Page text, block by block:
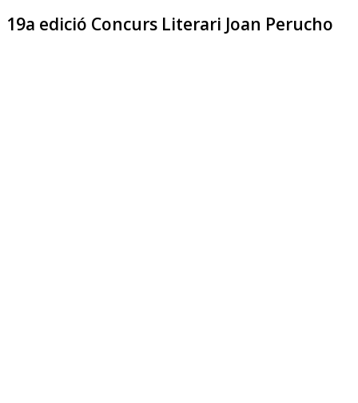
19a edició Concurs Literari Joan Perucho